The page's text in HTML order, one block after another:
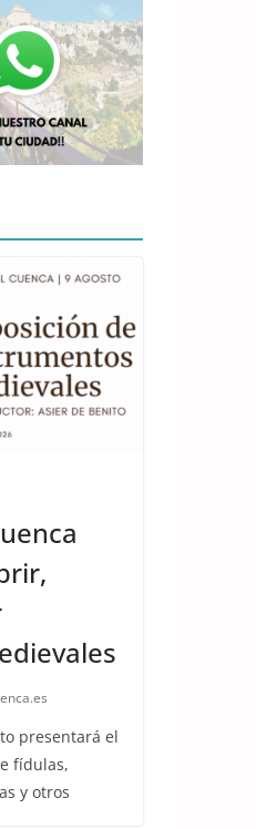
presentará el
fídulas,
y otros